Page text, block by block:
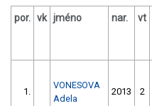
por. vk jméno nar. vt
1.
VONESOVA
Adela
2013 2